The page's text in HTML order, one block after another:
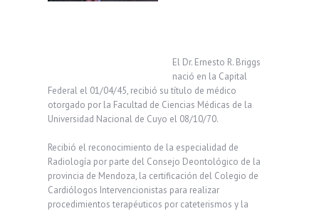
El Dr. Ernesto R. Briggs
nació en la Capital
Federal el 01/04/45, recibió su título de médico
otorgado por la Facultad de Ciencias Médicas de la
Universidad Nacional de Cuyo el 08/10/70.
Recibió el reconocimiento de la especialidad de
Radiología por parte del Consejo Deontológico de la
provincia de Mendoza, la certificación del Colegio de
Cardiólogos Intervencionistas para realizar
procedimientos terapéuticos por cateterismos y la